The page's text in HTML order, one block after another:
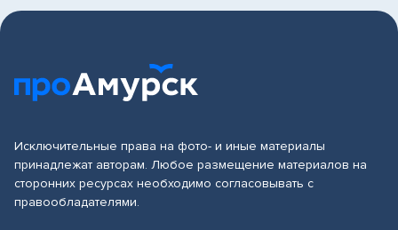
Исключительные права на фото- и иные материалы
принадлежат авторам. Любое размещение материалов на
сторонних ресурсах необходимо согласовывать с
правообладателями.